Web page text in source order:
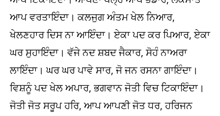
ਆਪ ਵਰਤਾਇੰਦਾ। ਕਲਜੁਗ ਅੰਤਮ ਖੇਲ ਨਿਆਰ,
ਖੇਲਣਹਾਰ ਦਿਸ ਨਾ ਆਇੰਦਾ। ਏਕਾ ਪਦ ਕਰ ਪਿਆਰ, ਏਕਾ
ਘਰ ਸੁਹਾਇੰਦਾ। ਵੱਜੇ ਨਦ ਸ਼ਬਦ ਜੈਕਾਰ, ਸੋਹੰ ਨਾਅਰਾ
ਲਾਇੰਦਾ। ਘਰ ਘਰ ਪਾਵੇ ਸਾਰ, ਜੋ ਜਨ ਰਸਨਾ ਗਾਇੰਦਾ।
ਵਿਸ਼ਨੂੰ ਪਦ ਖੇਲ ਅਪਾਰ, ਭਗਵਾਨ ਜੋਤੀ ਵਿਚ ਟਿਕਾਇੰਦਾ।
ਜੋਤੀ ਜੋਤ ਸਰੂਪ ਹਰਿ, ਆਪ ਆਪਣੀ ਜੋਤ ਧਰ, ਹਰਿਜਨ